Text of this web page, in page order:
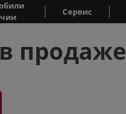
Сервис
продаже